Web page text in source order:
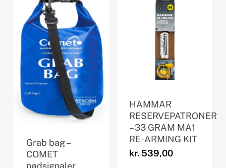
Grab bag –
COMET
nødsignaler
HAMMAR
RESERVEPATRONER
– 33 GRAM MA1
RE-ARMING KIT
kr. 539,00